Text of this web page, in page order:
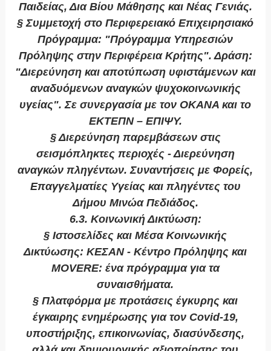
Παιδείας, Δια Βίου Μάθησης και Νέας Γενιάς.
§ Συμμετοχή στο Περιφερειακό Επιχειρησιακό
Πρόγραμμα: "Πρόγραμμα Υπηρεσιών
Πρόληψης στην Περιφέρεια Κρήτης". Δράση:
"Διερεύνηση και αποτύπωση υφιστάμενων και
αναδυόμενων αναγκών ψυχοκοινωνικής
υγείας". Σε συνεργασία με τον ΟΚΑΝΑ και το
ΕΚΤΕΠΝ – ΕΠΙΨΥ.
§ Διερεύνηση παρεμβάσεων στις
σεισμόπληκτες περιοχές - Διερεύνηση
αναγκών πληγέντων. Συναντήσεις με Φορείς,
Επαγγελματίες Υγείας και πληγέντες του
Δήμου Μινώα Πεδιάδος.
6.3. Κοινωνική Δικτύωση:
§ Ιστοσελίδες και Μέσα Κοινωνικής
Δικτύωσης: ΚΕΣΑΝ - Κέντρο Πρόληψης και
MOVERE: ένα πρόγραμμα για τα
συναισθήματα.
§ Πλατφόρμα με προτάσεις έγκυρης και
έγκαιρης ενημέρωσης για τον Covid-19,
υποστήριξης, επικοινωνίας, διασύνδεσης,